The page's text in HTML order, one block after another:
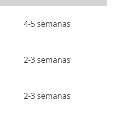
4-5 semanas
2-3 semanas
2-3 semanas